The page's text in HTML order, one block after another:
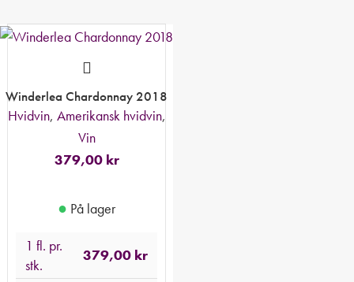
Winderlea Chardonnay 2018
Hvidvin, Amerikansk hvidvin,
Vin
379,00 kr
● På lager
1 fl. pr.
stk.
379,00 kr